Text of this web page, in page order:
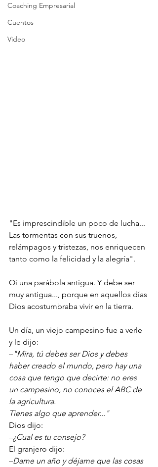
Coaching Empresarial
Cuentos
Video
"Es imprescindible un poco de lucha...
Las tormentas con sus truenos,
relámpagos y tristezas, nos enriquecen
tanto como la felicidad y la alegría".
Oí una parábola antigua. Y debe ser
muy antigua..., porque en aquellos días
Dios acostumbraba vivir en la tierra.
Un día, un viejo campesino fue a verle
y le dijo:
– "Mira, tú debes ser Dios y debes
haber creado el mundo, pero hay una
cosa que tengo que decirte: no eres
un campesino, no conoces el ABC de
la agricultura.
Tienes algo que aprender..."
Dios dijo:
–¿Cual es tu consejo?
El granjero dijo:
–Dame un año y déjame que las cosas